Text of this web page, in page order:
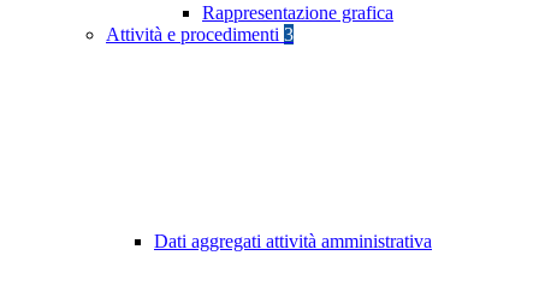
Rappresentazione grafica
Attività e procedimenti 3
Dati aggregati attività amministrativa